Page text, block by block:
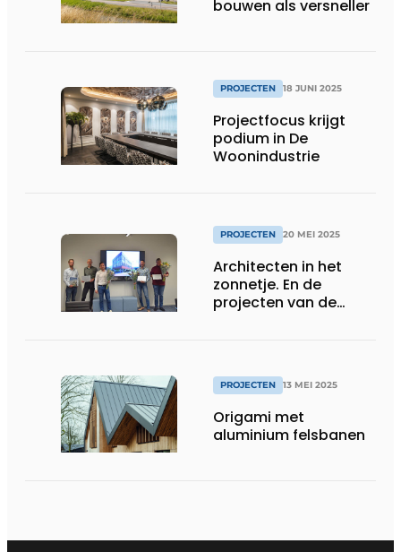
bouwen als versneller
PROJECTEN 18 JUNI 2025
Projectfocus krijgt
podium in De
Woonindustrie
PROJECTEN 20 MEI 2025
Architecten in het
zonnetje. En de
projecten van de
PROJECTEN 13 MEI 2025
Origami met
aluminium felsbanen